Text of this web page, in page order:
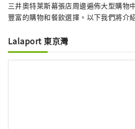
三井奧特萊斯幕張店周邊遍佈大型購物
豐富的購物和餐飲選擇。以下我們將介
Lalaport 東京灣